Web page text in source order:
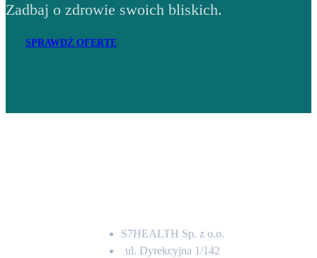
Zadbaj o zdrowie swoich bliskich.
SPRAWDŹ OFERTĘ
S7HEALTH Sp. z o.o.
ul. Dyrekcyjna 1/142